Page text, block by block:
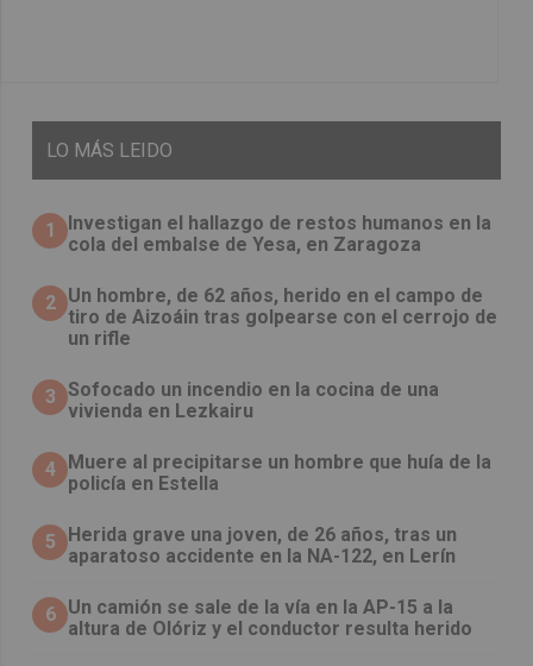
LO MÁS LEIDO
1
Investigan el hallazgo de restos humanos en la
cola del embalse de Yesa, en Zaragoza
2 Un hombre, de 62 años, herido en el campo de
tiro de Aizoáin tras golpearse con el cerrojo de
un rifle
3 Sofocado un incendio en la cocina de una
vivienda en Lezkairu
4 Muere al precipitarse un hombre que huía de la
policía en Estella
5
Herida grave una joven, de 26 años, tras un
aparatoso accidente en la NA-122, en Lerín
6 Un camión se sale de la vía en la AP-15 a la
altura de Olóriz y el conductor resulta herido